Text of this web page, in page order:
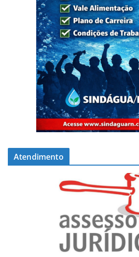
Atendimento